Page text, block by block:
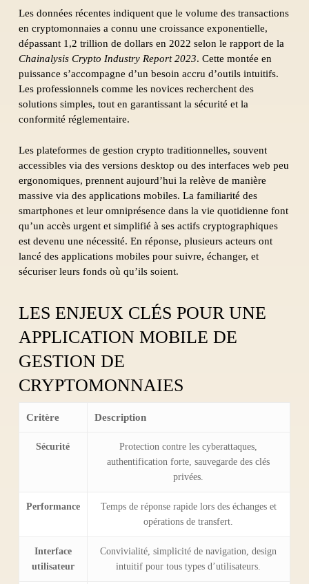
Les données récentes indiquent que le volume des transactions
en cryptomonnaies a connu une croissance exponentielle,
dépassant 1,2 trillion de dollars en 2022 selon le rapport de la
Chainalysis Crypto Industry Report 2023. Cette montée en
puissance s’accompagne d’un besoin accru d’outils intuitifs.
Les professionnels comme les novices recherchent des
solutions simples, tout en garantissant la sécurité et la
conformité réglementaire.
Les plateformes de gestion crypto traditionnelles, souvent
accessibles via des versions desktop ou des interfaces web peu
ergonomiques, prennent aujourd’hui la relève de manière
massive via des applications mobiles. La familiarité des
smartphones et leur omniprésence dans la vie quotidienne font
qu’un accès urgent et simplifié à ses actifs cryptographiques
est devenu une nécessité. En réponse, plusieurs acteurs ont
lancé des applications mobiles pour suivre, échanger, et
sécuriser leurs fonds où qu’ils soient.
LES ENJEUX CLÉS POUR UNE
APPLICATION MOBILE DE
GESTION DE
CRYPTOMONNAIES
Critère Description
Sécurité
Protection contre les cyberattaques,
authentification forte, sauvegarde des clés
privées.
Performance
Temps de réponse rapide lors des échanges et
opérations de transfert.
Interface
utilisateur
Convivialité, simplicité de navigation, design
intuitif pour tous types d’utilisateurs.